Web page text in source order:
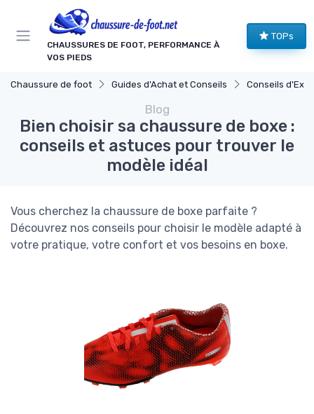
CHAUSSURES DE FOOT, PERFORMANCE À
VOS PIEDS
TOPs
Chaussure de foot Guides d'Achat et Conseils Conseils
Blog
Bien choisir sa chaussure de boxe :
conseils et astuces pour trouver le
modèle idéal
Vous cherchez la chaussure de boxe parfaite ?
Découvrez nos conseils pour choisir le modèle adapté à
votre pratique, votre confort et vos besoins en boxe.
Panneau de gestion des cookies